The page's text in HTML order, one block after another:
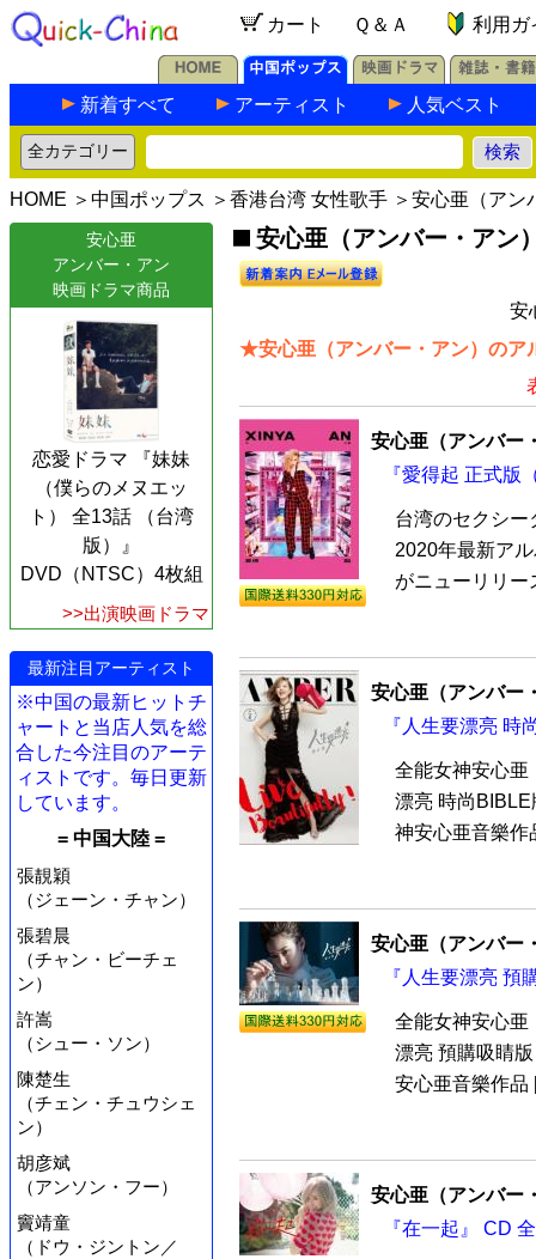
カート Ｑ＆Ａ 利用ガ
新着すべて アーティスト 人気ベスト
HOME ＞ 中国ポップス ＞ 香港台湾 女性歌手 ＞安心亜（アン
安心亜
アンバー・アン
映画ドラマ商品
恋愛ドラマ 『妹妹
（僕らのメヌエッ
ト） 全13話 （台湾
版）』
DVD（NTSC）4枚組
>>出演映画ドラマ
最新注目アーティスト
※中国の最新ヒットチ
ャートと当店人気を総
合した今注目のアーテ
ィストです。毎日更新
しています。
= 中国大陸 =
張靚穎
（ジェーン・チャン）
張碧晨
（チャン・ビーチェ
ン）
許嵩
（シュー・ソン）
陳楚生
（チェン・チュウシェ
ン）
胡彦斌
（アンソン・フー）
竇靖童
（ドウ・ジントン／
安心亜（アンバー・アン
安
★安心亜（アンバー・アン）のア
安心亜（アンバー
『愛得起 正式版
台湾のセクシ
2020年最新ア
がニューリリー
安心亜（アンバー
『人生要漂亮 時
全能女神安心亜
漂亮 時尚
神安心亜音樂作
安心亜（アンバー
『人生要漂亮 預
全能女神安心亜
漂亮 預購吸睛
安心亜音樂作品
安心亜（アンバー
『在一起』 CD